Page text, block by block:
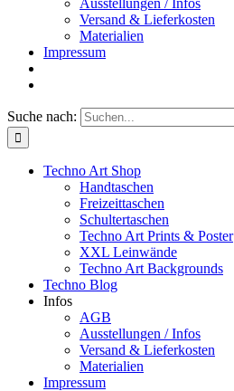
Ausstellungen / Infos
Versand & Lieferkosten
Materialien
Impressum
Suche nach:
Techno Art Shop
Handtaschen
Freizeittaschen
Schultertaschen
Techno Art Prints & Poster
XXL Leinwände
Techno Art Backgrounds
Techno Blog
Infos
AGB
Ausstellungen / Infos
Versand & Lieferkosten
Materialien
Impressum